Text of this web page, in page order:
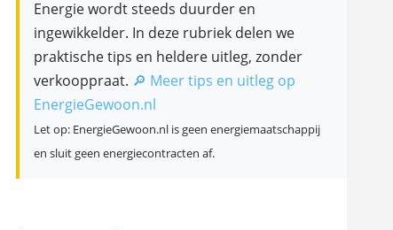
Energie wordt steeds duurder en
ingewikkelder. In deze rubriek delen we
praktische tips en heldere uitleg, zonder
verkooppraat. 🔎 Meer tips en uitleg op
EnergieGewoon.nl
Let op: EnergieGewoon.nl is geen energiemaatschappij
en sluit geen energiecontracten af.